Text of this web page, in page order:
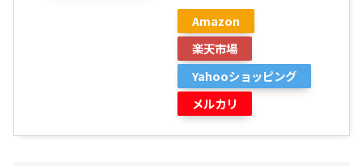
Amazon
楽天市場
Yahooショッピング
メルカリ